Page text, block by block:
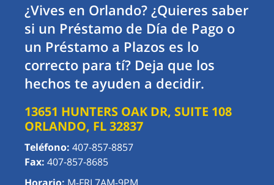
¿Vives en Orlando? ¿Quieres saber
si un Préstamo de Día de Pago o
un Préstamo a Plazos es lo
correcto para tí? Deja que los
hechos te ayuden a decidir.
13651 HUNTERS OAK DR, SUITE 108
ORLANDO, FL32837
Teléfono: 407-857-8857
Fax: 407-857-8685